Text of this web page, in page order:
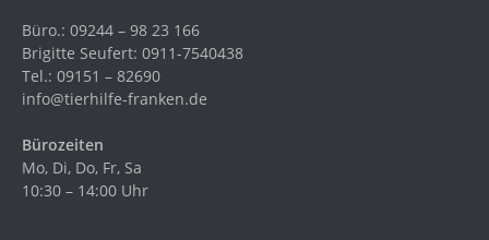
Büro.: 09244 – 98 23 166
Brigitte Seufert: 0911-7540438
Tel.: 09151 – 82690
info@tierhilfe-franken.de
Bürozeiten
Mo, Di, Do, Fr, Sa
10:30 – 14:00 Uhr